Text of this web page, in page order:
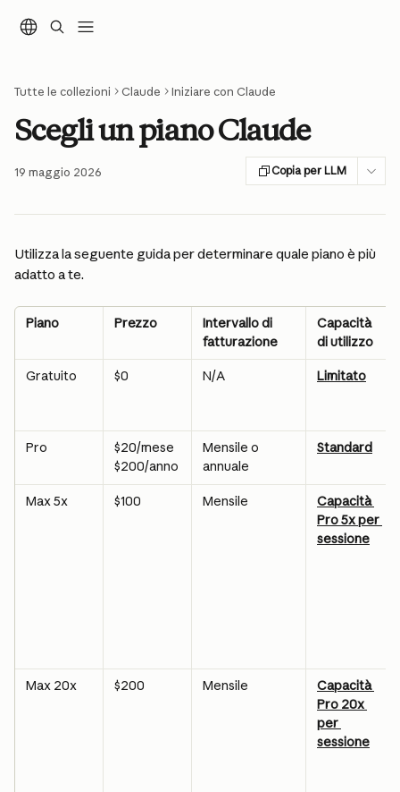
Tutte le collezioni Claude Iniziare con Claude
Scegli un piano Claude
19 maggio 2026 Copia per LLM
Utilizza la seguente guida per determinare quale piano è più
adatto a te.
Piano Prezzo
Intervallo di
fatturazione
Capacità
di utilizzo
Gratuito $0 N/A Limitato
Pro
$20/mese
$200/anno
Mensile o
annuale
Standard
Max 5x $100 Mensile
Capacità
Pro 5x per
sessione
Max 20x $200 Mensile
Capacità
Pro 20x
per
sessione